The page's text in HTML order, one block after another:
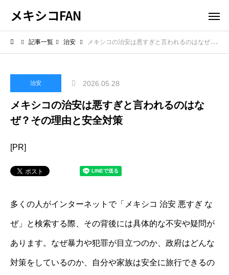
メキシコFAN
記事一覧 治安 メキシコの治安は悪すぎと言われるのはなぜ？その理由と安全対策
治安 2026.05.28
メキシコの治安は悪すぎと言われるのはな
ぜ？その理由と安全対策
[PR]
多くの人がインターネットで「メキシコ 治安 悪すぎ な
ぜ」と検索する際、その背後には具体的な不安や疑問が
あります。なぜ暴力や犯罪が目立つのか、政府はどんな
対策をしているのか、自分や家族は安全に旅行できるの